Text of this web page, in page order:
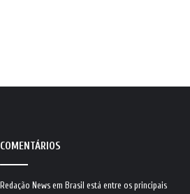
COMENTÁRIOS
Redação News em Brasil está entre os principais